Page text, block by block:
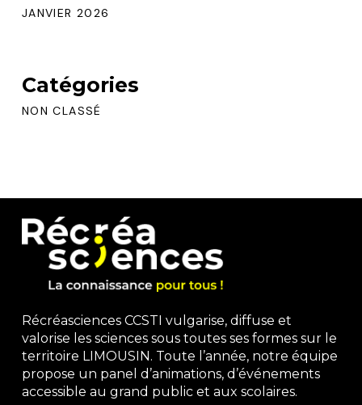
JANVIER 2026
Catégories
NON CLASSÉ
Récréasciences CCSTI vulgarise, diffuse et
valorise les sciences sous toutes ses formes sur le
territoire LIMOUSIN. Toute l’année, notre équipe
propose un panel d’animations, d’événements
accessible au grand public et aux scolaires.